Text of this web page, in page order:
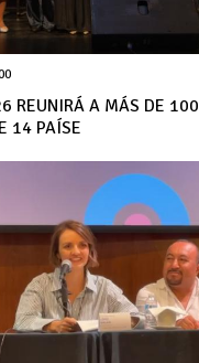
REUNIRÁ A MÁS DE 100
14 PAÍSE